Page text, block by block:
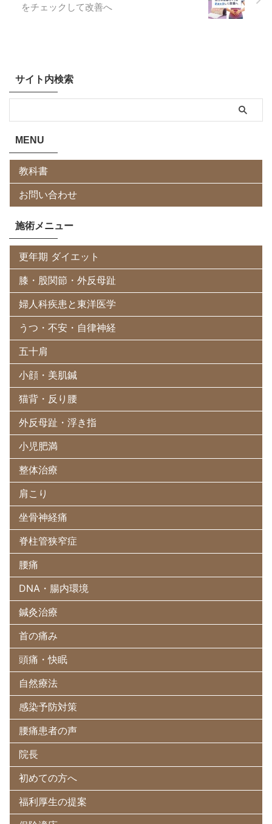
をチェックして改善へ
サイト内検索
MENU
教科書
お問い合わせ
施術メニュー
更年期 ダイエット
膝・股関節・外反母趾
婦人科疾患と東洋医学
うつ・不安・自律神経
五十肩
小顔・美肌鍼
猫背・反り腰
外反母趾・浮き指
小児肥満
整体治療
肩こり
坐骨神経痛
脊柱管狭窄症
腰痛
DNA・腸内環境
鍼灸治療
首の痛み
頭痛・快眠
自然療法
感染予防対策
腰痛患者の声
院長
初めての方へ
福利厚生の提案